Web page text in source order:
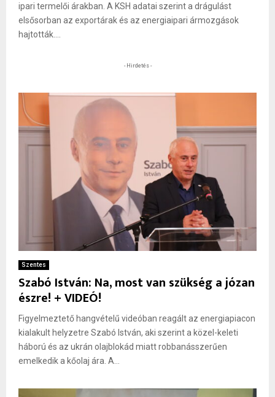
ipari termelői árakban. A KSH adatai szerint a drágulást
elsősorban az exportárak és az energiaipari ármozgások
hajtották....
- Hirdetés -
Szentes
Szabó István: Na, most van szükség a józan
észre! + VIDEÓ!
Figyelmeztető hangvételű videóban reagált az energiapiacon
kialakult helyzetre Szabó István, aki szerint a közel-keleti
háború és az ukrán olajblokád miatt robbanásszerűen
emelkedik a kőolaj ára. A...